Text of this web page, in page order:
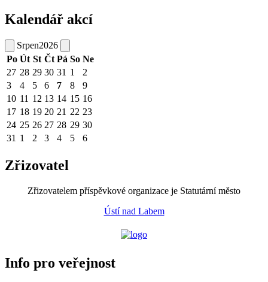
Kalendář akcí
Srpen2026
Po Út St Čt Pá So Ne
27 28 29 30 31 1
2
3
4 5 6 7 8
9
10 11 12 13 14 15 16
17 18 19 20 21 22 23
24 25 26 27 28 29 30
31 1 2 3 4 5 6
Zřizovatel
Zřizovatelem příspěvkové organizace je Statutární město
Ústí nad Labem
Info pro veřejnost